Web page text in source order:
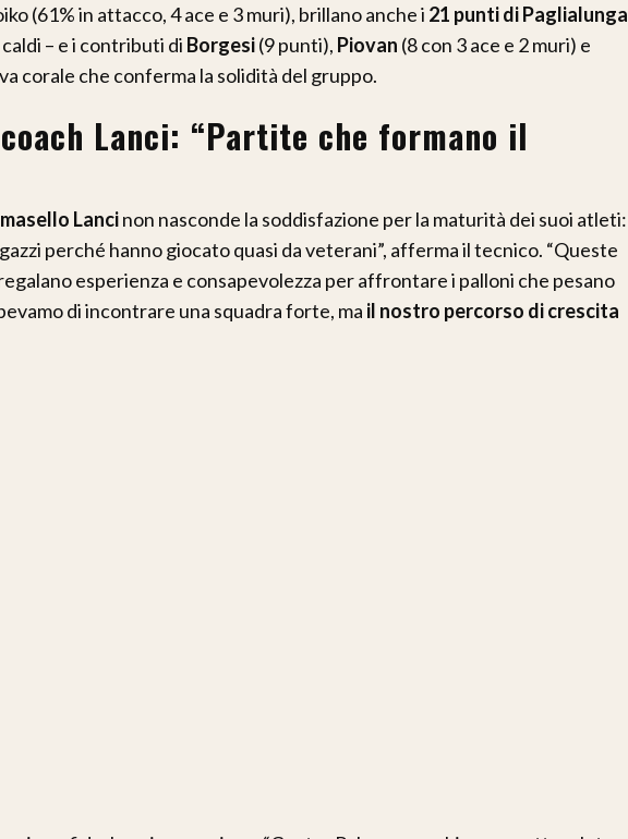
(61% in attacco, 4 ace e 3 muri), brillano anche i 21 punti di Paglialunga
– e i contributi di Borgesi(9 punti), Piovan (8 con 3 ace e 2 muri) e
corale che conferma la solidità del gruppo.
Lanci: “Partite che formano il
Lancinon nasconde la soddisfazione per la maturità dei suoi atleti:
perché hanno giocato quasi da veterani”, afferma il tecnico. “Queste
esperienza e consapevolezza per affrontare i palloni che pesano
di incontrare una squadra forte, ma il nostro percorso di crescita